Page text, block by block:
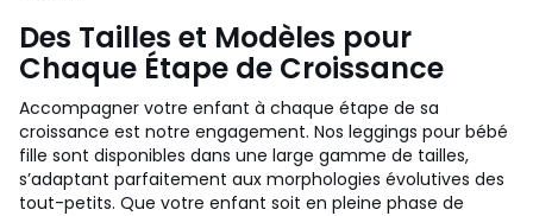
Des Tailles et Modèles pour
Chaque Étape de Croissance
Accompagner votre enfant à chaque étape de sa
croissance est notre engagement. Nos leggings pour bébé
fille sont disponibles dans une large gamme de tailles,
s’adaptant parfaitement aux morphologies évolutives des
tout-petits. Que votre enfant soit en pleine phase de